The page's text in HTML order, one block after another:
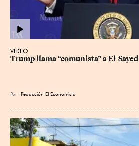
VIDEO
Trump llama “comunista” a El-Sayed
Por Redacción El Economista